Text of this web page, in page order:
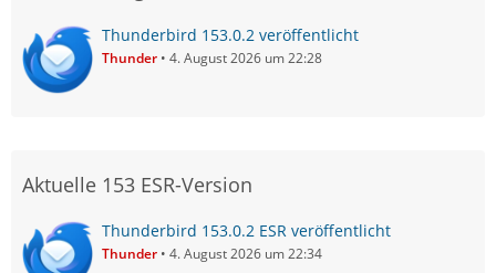
Thunderbird 153.0.2 veröffentlicht
Thunder 4. August 2026 um 22:28
Aktuelle 153 ESR-Version
Thunderbird 153.0.2 ESR veröffentlicht
Thunder 4. August 2026 um 22:34